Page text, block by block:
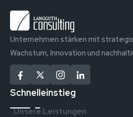
Unternehmen stärken mit
Wachstum, Innovation und
Schnelleinstieg
Unsere Leistungen